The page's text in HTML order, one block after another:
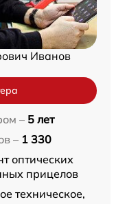
Иванов
– 5 лет
– 1 330
оптических
прицелов
техническое,